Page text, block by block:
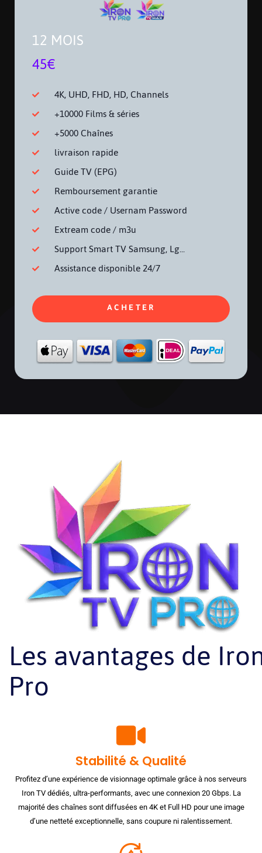
12 MOIS
45€
4K, UHD, FHD, HD, Channels
+10000 Films & séries
+5000 Chaînes
livraison rapide
Guide TV (EPG)
Remboursement garantie
Active code / Usernam Password
Extream code / m3u
Support Smart TV Samsung, Lg...
Assistance disponible 24/7
ACHETER
Les avantages de
Pro
Stabilité & Qualité
Profitez d’une expérience de visionnage optimale grâce à nos serveurs
Iron TV dédiés, ultra-performants, avec une connexion 20 Gbps. La
majorité des chaînes sont diffusées en 4K et Full HD pour une image
d’une netteté exceptionnelle, sans coupure ni ralentissement.